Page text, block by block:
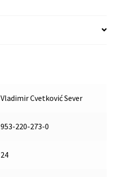
Vladimir Cvetković Sever
953-220-273-0
24